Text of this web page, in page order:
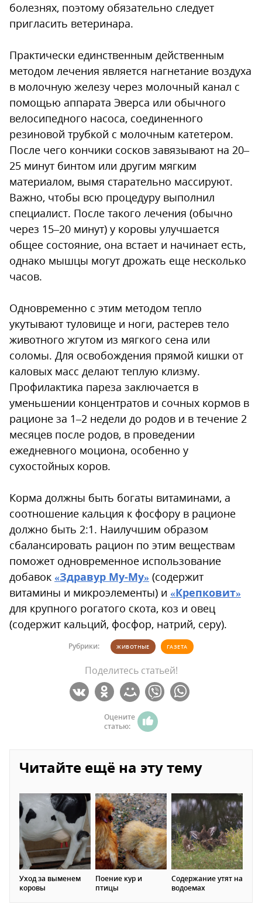
болезнях, поэтому обязательно следует
пригласить ветеринара.
Практически единственным действенным
методом лечения является нагнетание воздуха
в молочную железу через молочный канал с
помощью аппарата Эверса или обычного
велосипедного насоса, соединенного
резиновой трубкой с молочным катетером.
После чего кончики сосков завязывают на 20–
25 минут бинтом или другим мягким
материалом, вымя старательно массируют.
Важно, чтобы всю процедуру выполнил
специалист. После такого лечения (обычно
через 15–20 минут) у коровы улучшается
общее состояние, она встает и начинает есть,
однако мышцы могут дрожать еще несколько
часов.
Одновременно с этим методом тепло
укутывают туловище и ноги, растерев тело
животного жгутом из мягкого сена или
соломы. Для освобождения прямой кишки от
каловых масс делают теплую клизму.
Профилактика пареза заключается в
уменьшении концентратов и сочных кормов в
рационе за 1–2 недели до родов и в течение 2
месяцев после родов, в проведении
ежедневного моциона, особенно у
сухостойных коров.
Корма должны быть богаты витаминами, а
соотношение кальция к фосфору в рационе
должно быть 2:1. Наилучшим образом
сбалансировать рацион по этим веществам
поможет одновременное использование
добавок «Здравур Му-Му» (содержит
витамины и микроэлементы) и «Крепковит»
для крупного рогатого скота, коз и овец
(содержит кальций, фосфор, натрий, серу).
Рубрики: ЖИВОТНЫЕ ГАЗЕТА
Поделитесь статьей!
Оцените
статью:
Читайте ещё на эту тему
Уход за выменем
коровы
Поение кур и
птицы
Содержание утят на
водоемах